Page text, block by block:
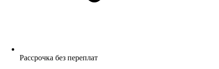
Рассрочка без переплат